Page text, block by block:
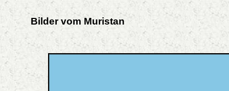
Bilder vom Muristan